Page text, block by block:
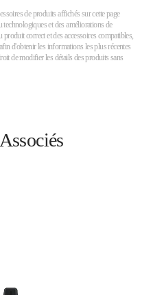
de produits affichés sur cette page
et des améliorations de
correct et des accessoires compatibles,
d'obtenir les informations les plus récentes
de modifier les détails des produits sans